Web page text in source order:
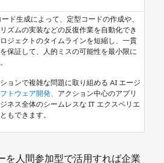
ド生成によって、定型コードの作成や、
ズムの実装などの反復作業を自動化でき
ジェクトのタイムラインを短縮し、一貫
保証して、人的ミスの可能性を最小限に
ョンで複雑な問題に取り組める AI エージ
トウェア開発、 アクション中心のアプリ
ネス全体のシームレスな IT エクスペリエ
もできます。
を人間参加型で活用すれば企業